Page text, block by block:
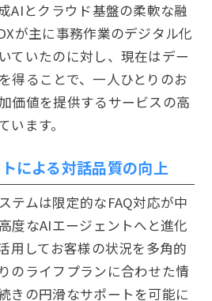
AIとクラウド基盤の柔軟な融
が主に事務作業のデジタル化
ていたのに対し、現在はデー
得ることで、一人ひとりのお
価値を提供するサービスの高
ます。
による対話品質の向上
テムは限定的なFAQ対応が中
度なAIエージェントへと進化
用してお客様の状況を多角的
のライフプランに合わせた情
きの円滑なサポートを可能に